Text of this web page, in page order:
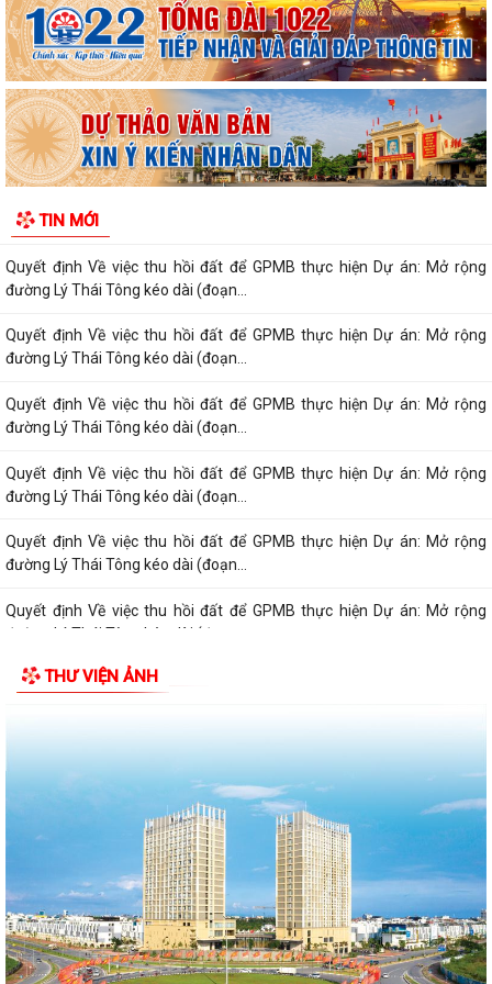
TIN MỚI
xe Rebel 500 & CL 500 (xe nhập...
Phường Thạch Khôi triển khai kế hoạch tuyên truyền, vận động hiến
máu tình nguyện năm 2026
Quyết định Về việc Ban hành Quy chế phát ngôn và cung cấp thông tin
cho báo chí của Ủy ban nhân...
đường Lý Thái Tông kéo dài (đoạn...
Quyết định Về việc thu hồi đất để GPMB thực hiện Dự án: Mở rộng
đường Lý Thái Tông kéo dài (đoạn...
Quyết định Về việc thu hồi đất để GPMB thực hiện Dự án: Mở rộng
đường Lý Thái Tông kéo dài (đoạn...
Quyết định Về việc thu hồi đất để GPMB thực hiện Dự án: Mở rộng
đường Lý Thái Tông kéo dài (đoạn...
Quyết định Về việc thu hồi đất để GPMB thực hiện Dự án: Mở rộng
đường Lý Thái Tông kéo dài (đoạn...
Quyết định Về việc thu hồi đất để GPMB thực hiện Dự án: Mở rộng
đường Lý Thái Tông kéo dài (đoạn...
Quyết định Về việc thu hồi đất để GPMB thực hiện Dự án: Mở rộng
đường Lý Thái Tông kéo dài (đoạn...
Quyết định Về việc thu hồi đất để GPMB thực hiện Dự án: Mở rộng
đường Lý Thái Tông kéo dài (đoạn...
Quyết định Về việc thu hồi đất để GPMB thực hiện Dự án: Mở rộng
đường Lý Thái Tông kéo dài (đoạn...
Quyết định Về việc thu hồi đất để GPMB thực hiện Dự án: Mở rộng
đường Lý Thái Tông kéo dài (đoạn...
Quyết định Về việc thu hồi đất để GPMB thực hiện Dự án: Mở rộng
đường Lý Thái Tông kéo dài (đoạn...
THƯ VIỆN ẢNH